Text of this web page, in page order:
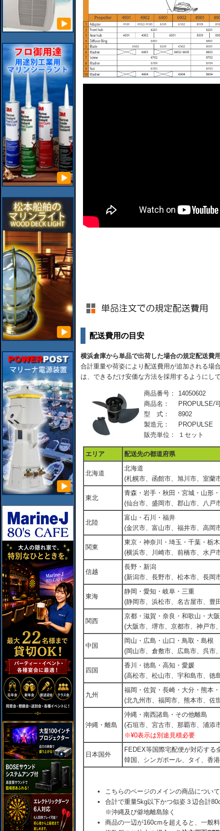
配送費用の目安
横浜倉庫から単品で出荷した場合の規定配送費
合計重量や荷姿により配送費用が追加される場
は、できるだけ安価な方法を採用するようにし
商品番号：
14050602
商品名：
PROPULSE/
型 式：
8902
製造元：
PROPULSE
販売単位：
１セット
エリア 配送先の都道府県
北海道
北海道
(札幌市、函館市、旭川市、室蘭
東北
青森・岩手・秋田・宮城・山形
(仙台市、盛岡市、郡山市、八戸
北陸
富山・石川・福井
(金沢市、富山市、福井市、高岡
関東
東京・神奈川・埼玉・千葉・栃
(横浜市、川崎市、前橋市、水戸
信越
長野・新潟
(新潟市、長野市、松本市、長岡
東海
静岡・愛知・岐阜・三重
(静岡市、浜松市、名古屋市、豊
関西
京都・滋賀・奈良・和歌山・大
(大阪市、堺市、京都市、神戸市
中国
岡山・広島・山口・鳥取・島根
(岡山市、倉敷市、広島市、呉市
四国
香川・徳島・高知・愛媛
(高松市、松山市、宇和島市、徳
九州
福岡・佐賀・長崎・大分・熊本
(北九州市、福岡市、熊本市、佐
沖縄・離島
沖縄・南西諸島・その他離島
(石垣市、宮古市、那覇市、浦添
※¥0表示は別途見積必要
日本国外
FEDEX等国際宅配便が対応す
韓国、シンガポール、タイ、香
こちらのページのメインの商品につい
合計で重量5kg以下かつ似姿３辺合計
※沖縄及び僻地離島除く
商品の一辺が160cmを超えると、一般